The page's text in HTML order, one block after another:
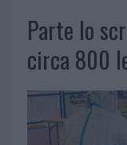
Parte lo
circa 800